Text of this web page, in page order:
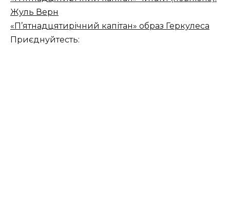
Жуль Верн
«П’ятнадцятирічний капітан» образ Геркулеса
Приєднуйтесть: